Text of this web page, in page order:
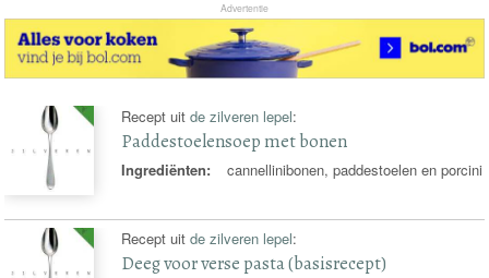
Advertentie
Recept uitde zilveren lepel:
Paddestoelensoep met bonen
Ingrediënten: cannellinibonen, paddestoelen en porcini
Recept uitde zilveren lepel:
Deeg voor verse pasta (basisrecept)